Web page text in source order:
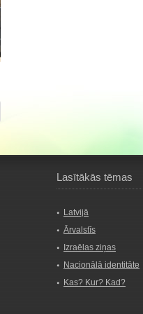
Lasītākās tēmas
Latvijā
Ārvalstīs
Izraēlas ziņas
Nacionālā identitāte
Kas? Kur? Kad?